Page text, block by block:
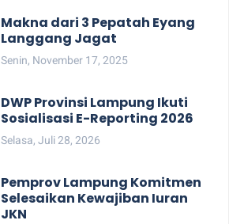
Makna dari 3 Pepatah Eyang
Langgang Jagat
Senin, November 17, 2025
DWP Provinsi Lampung Ikuti
Sosialisasi E-Reporting 2026
Selasa, Juli 28, 2026
Pemprov Lampung Komitmen
Selesaikan Kewajiban Iuran
JKN